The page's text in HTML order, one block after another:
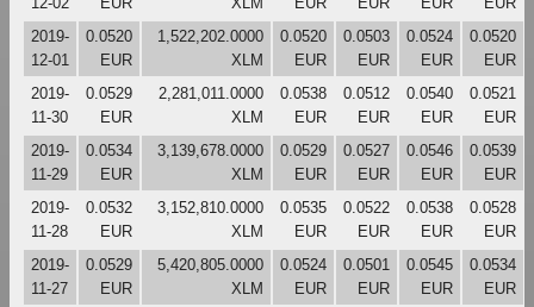
2019-
12-01
0.0520
EUR
1,522,202.0000
XLM
0.0520
EUR
0.0503
EUR
0.0524
EUR
0.0520
EUR
2019-
11-30
0.0529
EUR
2,281,011.0000
XLM
0.0538
EUR
0.0512
EUR
0.0540
EUR
0.0521
EUR
2019-
11-29
0.0534
EUR
3,139,678.0000
XLM
0.0529
EUR
0.0527
EUR
0.0546
EUR
0.0539
EUR
2019-
11-28
0.0532
EUR
3,152,810.0000
XLM
0.0535
EUR
0.0522
EUR
0.0538
EUR
0.0528
EUR
2019-
11-27
0.0529
EUR
5,420,805.0000
XLM
0.0524
EUR
0.0501
EUR
0.0545
EUR
0.0534
EUR